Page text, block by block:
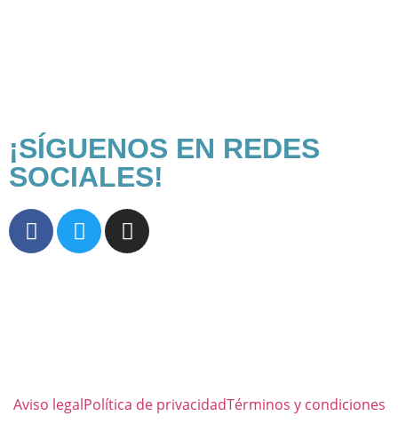
¡SÍGUENOS EN REDES
SOCIALES!
Aviso legalPolítica de privacidadTérminos y condiciones